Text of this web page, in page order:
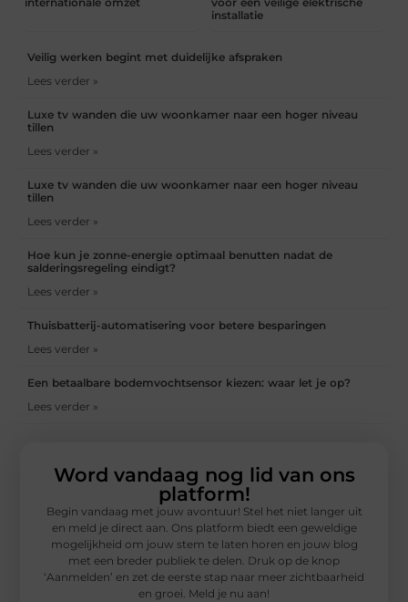
installatie
Veilig werken begint met duidelijke afspraken
Lees verder »
Luxe tv wanden die uw woonkamer naar een hoger niveau
tillen
Lees verder »
Luxe tv wanden die uw woonkamer naar een hoger niveau
tillen
Lees verder »
Hoe kun je zonne-energie optimaal benutten nadat de
salderingsregeling eindigt?
Lees verder »
Thuisbatterij-automatisering voor betere besparingen
Lees verder »
Een betaalbare bodemvochtsensor kiezen: waar let je op?
Lees verder »
Word vandaag nog lid van ons
platform!
Begin vandaag met jouw avontuur! Stel het niet langer uit
en meld je direct aan. Ons platform biedt een geweldige
mogelijkheid om jouw stem te laten horen en jouw blog
met een breder publiek te delen. Druk op de knop
‘Aanmelden’ en zet de eerste stap naar meer zichtbaarheid
en groei. Meld je nu aan!